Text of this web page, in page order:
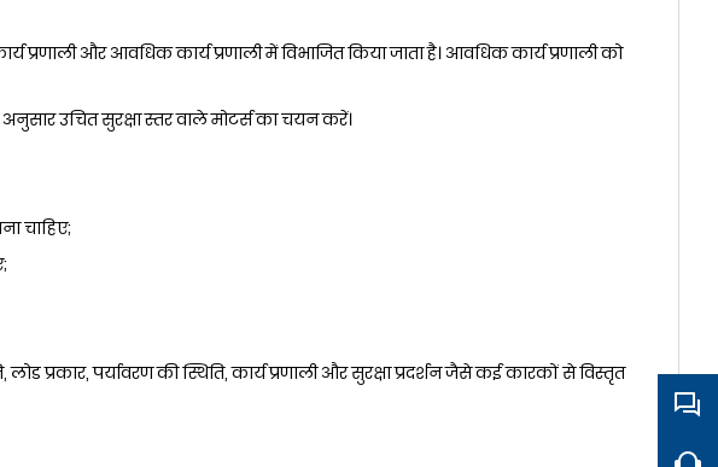
और आवधिक कार्य प्रणाली में विभाजित किया जाता है। आवधिक कार्य प्रणाली को
उचित सुरक्षा स्तर वाले मोटर्स का चयन करें।
चाहिए;
प्रकार, पर्यावरण की स्थिति, कार्य प्रणाली और सुरक्षा प्रदर्शन जैसे कई कारकों से विस्तृत